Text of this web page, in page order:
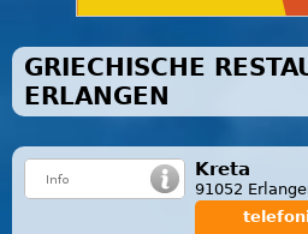
GRIECHISCHE
ERLANGEN
Kreta
91052